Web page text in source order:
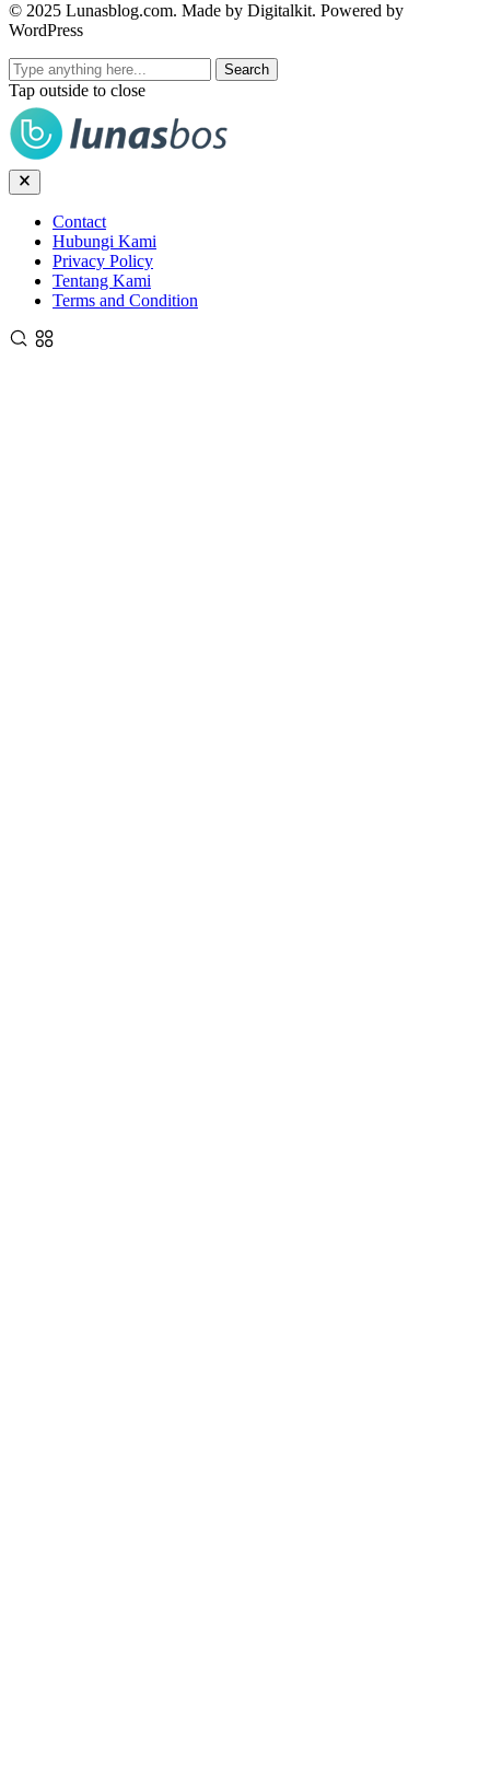
© 2025 Lunasblog.com. Made by Digitalkit. Powered by
WordPress
Search
Tap outside to close
Contact
Hubungi Kami
Privacy Policy
Tentang Kami
Terms and Condition